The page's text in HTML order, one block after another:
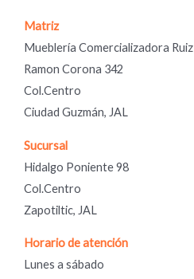
Matriz
Mueblería Comercializadora Ruiz
Ramon Corona 342
Col.Centro
Ciudad Guzmán, JAL
Sucursal
Hidalgo Poniente 98
Col.Centro
Zapotiltic, JAL
Horario de atención
Lunes a sábado